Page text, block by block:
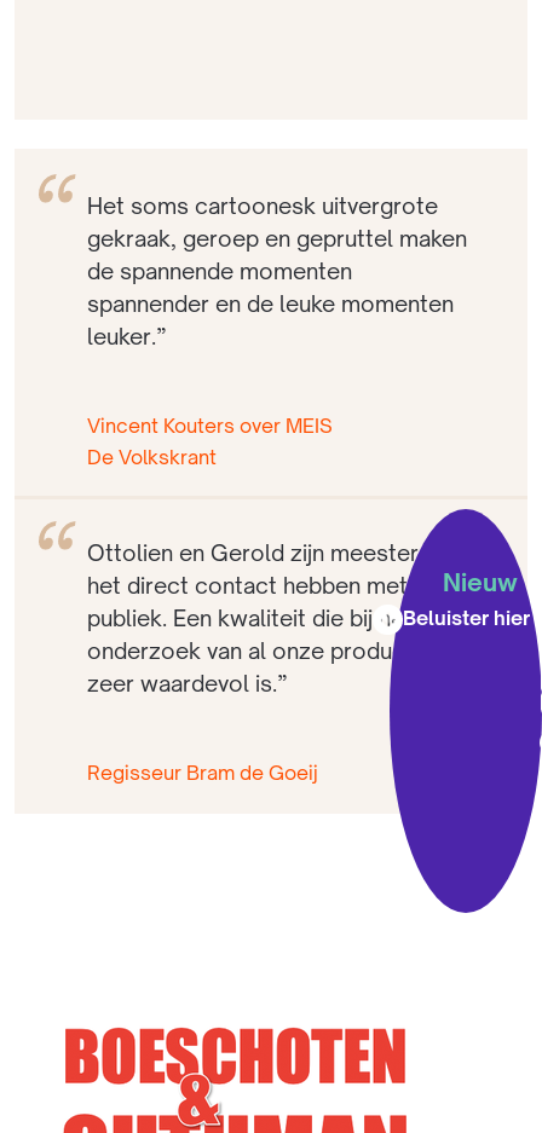
Het soms cartoonesk uitvergrote
gekraak, geroep en gepruttel maken
de spannende momenten
spannender en de leuke momenten
leuker.”
Vincent Kouters over MEIS
De Volkskrant
Ottolien en Gerold zijn meesters in
het direct contact hebben met het
publiek. Een kwaliteit die bij het
onderzoek van al onze producties
zeer waardevol is.”
Regisseur Bram de Goeij
Nieuw
Beluister hier